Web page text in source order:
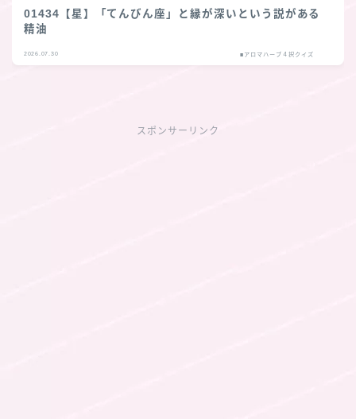
01434【星】「てんびん座」と縁が深いという説がある
精油
2026.07.30 ■アロマハーブ４択クイズ
スポンサーリンク